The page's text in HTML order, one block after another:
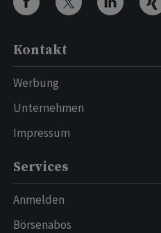
Kontakt
Werbung
Unternehmen
Impressum
Services
Anmelden
Börsenabos